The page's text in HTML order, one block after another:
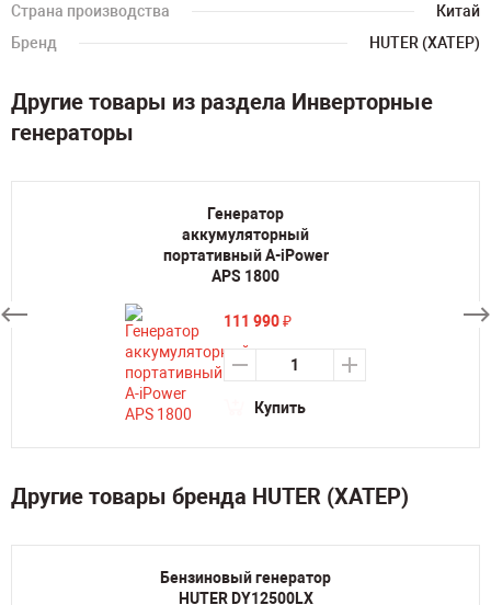
Страна производства
Китай
Бренд
HUTER (ХАТЕР)
Другие товары из раздела Инверторные
генераторы
Генератор
аккумуляторный
портативный A-iPower
APS 1800
111 990₽
Купить
Другие товары бренда HUTER (ХАТЕР)
Бензиновый генератор
HUTER DY12500LX